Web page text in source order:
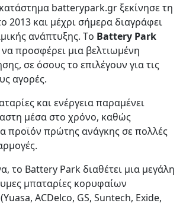
batterypark.gr ξεκίνησε τη
2013 και μέχρι σήμερα διαγράφει
ανάπτυξης. Tο Battery Park
να προσφέρει μια βελτιωμένη
σε όσους το επιλέγουν για τις
αγορές.
και ενέργεια παραμένει
μέσα στο χρόνο, καθώς
προϊόν πρώτης ανάγκης σε πολλές
το Battery Park διαθέτει μια μεγάλη
μπαταρίες κορυφαίων
ACDelco, GS, Suntech, Exide,